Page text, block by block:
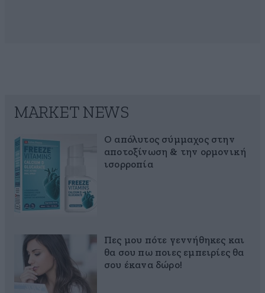
MARKET NEWS
Ο απόλυτος σύμμαχος στην
αποτοξίνωση & την ορμονική
ισορροπία
Πες μου πότε γεννήθηκες και
θα σου πω ποιες εμπειρίες θα
σου έκανα δώρο!